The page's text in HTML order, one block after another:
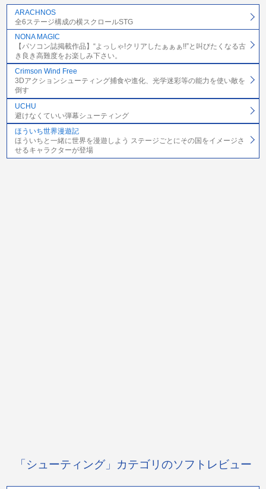
ARACHNOS
全6ステージ構成の横スクロールSTG
NONA MAGIC
【パソコン誌掲載作品】“よっしゃ!クリアしたぁぁぁ!!”と叫びたくなる古
き良き高難度をお楽しみ下さい。
Crimson Wind Free
3Dアクションシューティング捕食や進化、光学迷彩等の能力を使い敵を
倒す
UCHU
避けなくていい弾幕シューティング
ほういち世界漫遊記
ほういちと一緒に世界を漫遊しよう ステージごとにその国をイメージさ
せるキャラクターが登場
「シューティング」カテゴリのソフトレビュー